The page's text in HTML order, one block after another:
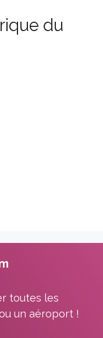
du
toutes les
un aéroport !